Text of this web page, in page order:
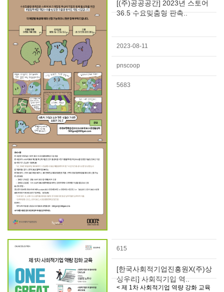
[(주)공공공간] 2023년 스토어
36.5 수요맞춤형 판촉..
2023-08-11
pnscoop
5683
615
[한국사회적기업진흥원X(주)상
상우리] 사회적기업 역..
< 제 1차 사회적기업 역량 강화 교육